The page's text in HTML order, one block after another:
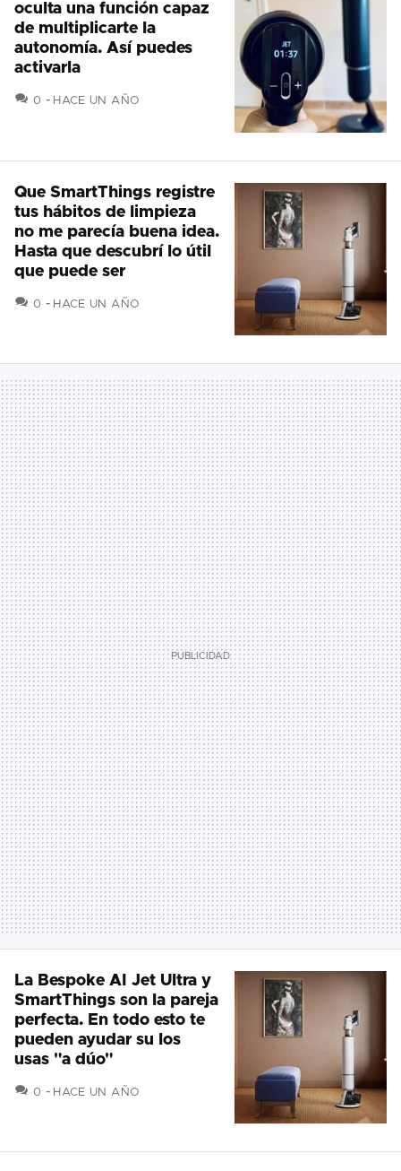
oculta una función capaz
de multiplicarte la
autonomía. Así puedes
activarla
0 COMENTARIOS
HACE UN AÑO
Que SmartThings registre
tus hábitos de limpieza
no me parecía buena idea.
Hasta que descubrí lo útil
que puede ser
0 COMENTARIOS
HACE UN AÑO
La Bespoke AI Jet Ultra y
SmartThings son la pareja
perfecta. En todo esto te
pueden ayudar su los
usas "a dúo"
0 COMENTARIOS
HACE UN AÑO